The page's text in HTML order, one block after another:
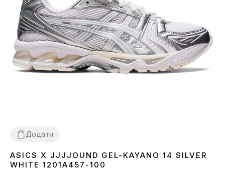
Додати
36 373841 44
ASICS X JJJJOUND GEL-KAYANO 14 SILVER
WHITE 1201A457-100